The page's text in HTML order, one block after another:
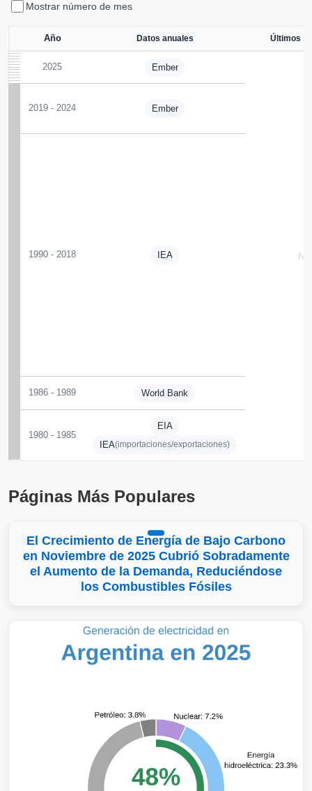
Mostrar número de mes
Año Datos anuales Últimos
2025 Ember
N/
2019 - 2024 Ember
1990 - 2018 IEA
1986 - 1989 World Bank
1980 - 1985
EIA
IEA(importaciones/exportaciones)
Páginas Más Populares
El Crecimiento de Energía de Bajo Carbono
en Noviembre de 2025 Cubrió Sobradamente
el Aumento de la Demanda, Reduciéndose
los Combustibles Fósiles